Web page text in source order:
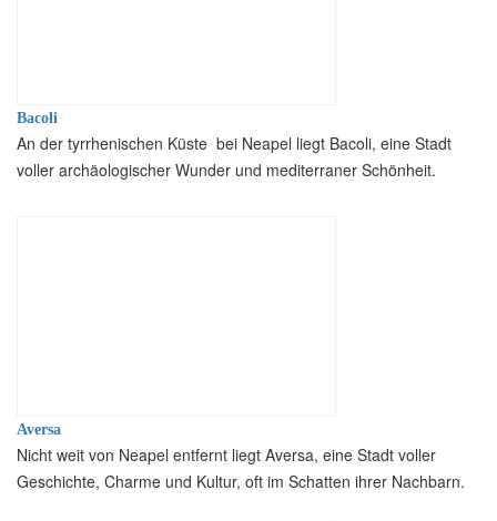
Bacoli
An der tyrrhenischen Küste bei Neapel liegt Bacoli, eine Stadt
voller archäologischer Wunder und mediterraner Schönheit.
Aversa
Nicht weit von Neapel entfernt liegt Aversa, eine Stadt voller
Geschichte, Charme und Kultur, oft im Schatten ihrer Nachbarn.